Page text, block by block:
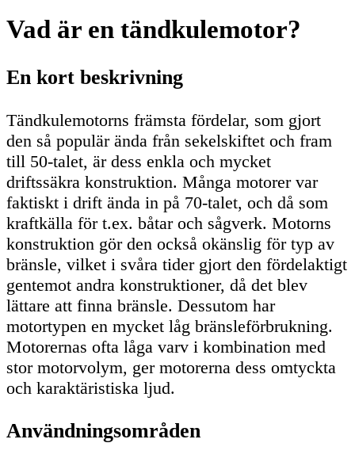
Vad är en tändkulemotor?
En kort beskrivning
Tändkulemotorns främsta fördelar, som gjort
den så populär ända från sekelskiftet och fram
till 50-talet, är dess enkla och mycket
driftssäkra konstruktion. Många motorer var
faktiskt i drift ända in på 70-talet, och då som
kraftkälla för t.ex. båtar och sågverk. Motorns
konstruktion gör den också okänslig för typ av
bränsle, vilket i svåra tider gjort den fördelaktigt
gentemot andra konstruktioner, då det blev
lättare att finna bränsle. Dessutom har
motortypen en mycket låg bränsleförbrukning.
Motorernas ofta låga varv i kombination med
stor motorvolym, ger motorerna dess omtyckta
och karaktäristiska ljud.
Användningsområden